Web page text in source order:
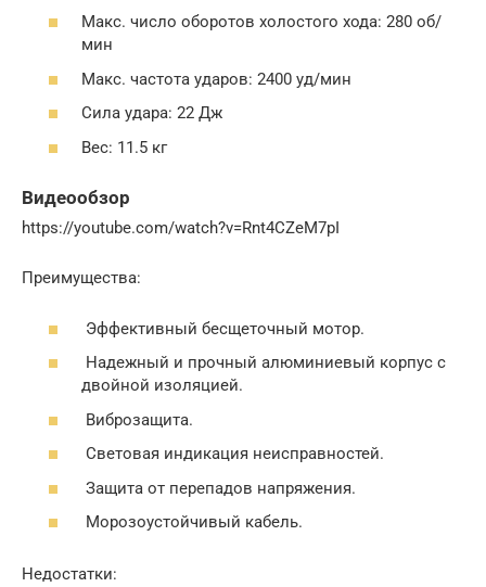
Макс. число оборотов холостого хода: 280 об/
мин
Макс. частота ударов: 2400 уд/мин
Сила удара: 22 Дж
Вес: 11.5 кг
Видеообзор
https://youtube.com/watch?v=Rnt4CZeM7pI
Преимущества:
Эффективный бесщеточный мотор.
Надежный и прочный алюминиевый корпус с
двойной изоляцией.
Виброзащита.
Световая индикация неисправностей.
Защита от перепадов напряжения.
Морозоустойчивый кабель.
Недостатки: